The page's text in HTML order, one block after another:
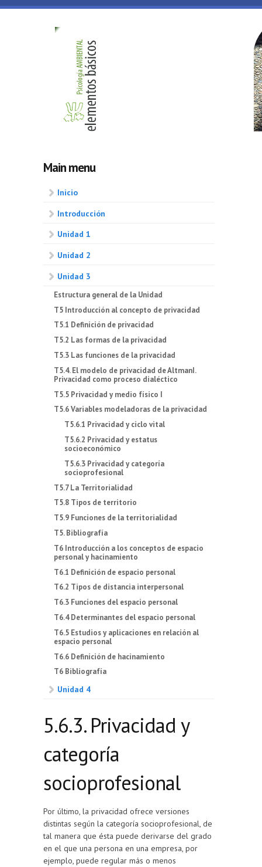
Skip to main content
Psicologia
ambiental
Main menu
Inicio
Introducción
Unidad 1
Unidad 2
Unidad 3
Estructura general de la Unidad
T5 Introducción al concepto de privacidad
T5.1 Definición de privacidad
T5.2 Las formas de la privacidad
T5.3 Las funciones de la privacidad
T5.4. El modelo de privacidad de AltmanI.
Privacidad como proceso dialéctico
T5.5 Privacidad y medio físico I
T5.6 Variables modeladoras de la privacidad
T5.6.1 Privacidad y ciclo vital
T5.6.2 Privacidad y estatus
socioeconómico
T5.6.3 Privacidad y categoría
socioprofesional
T5.7 La Territorialidad
T5.8 Tipos de territorio
T5.9 Funciones de la territorialidad
T5. Bibliografía
T6 Introducción a los conceptos de espacio
personal y hacinamiento
T6.1 Definición de espacio personal
T6.2 Tipos de distancia interpersonal
T6.3 Funciones del espacio personal
T6.4 Determinantes del espacio personal
T6.5 Estudios y aplicaciones en relación al
espacio personal
T6.6 Definición de hacinamiento
T6 Bibliografía
Unidad 4
5.6.3. Privacidad y
categoría
socioprofesional
Por último, la privacidad ofrece versiones
distintas según la categoría socioprofesional, de
tal manera que ésta puede derivarse del grado
en el que una persona en una empresa, por
ejemplo, puede regular más o menos